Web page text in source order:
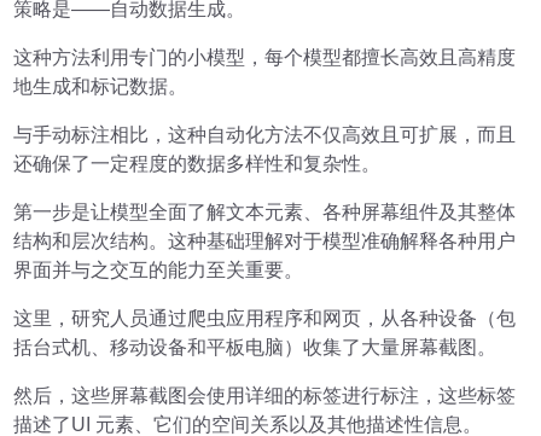
策略是——自动数据生成。
这种方法利用专门的小模型，每个模型都擅长高效且高精度
地生成和标记数据。
与手动标注相比，这种自动化方法不仅高效且可扩展，而且
还确保了一定程度的数据多样性和复杂性。
第一步是让模型全面了解文本元素、各种屏幕组件及其整体
结构和层次结构。这种基础理解对于模型准确解释各种用户
界面并与之交互的能力至关重要。
这里，研究人员通过爬虫应用程序和网页，从各种设备（包
括台式机、移动设备和平板电脑）收集了大量屏幕截图。
然后，这些屏幕截图会使用详细的标签进行标注，这些标签
描述了UI 元素、它们的空间关系以及其他描述性信息。